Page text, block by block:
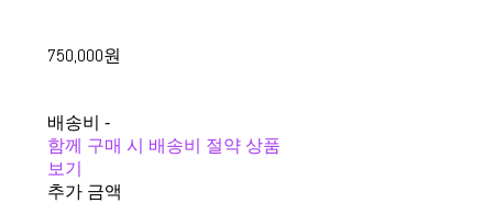
750,000원
배송비 -
함께 구매 시 배송비 절약 상품
보기
추가 금액